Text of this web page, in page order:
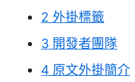
2 外掛標籤
3 開發者團隊
4 原文外掛簡介